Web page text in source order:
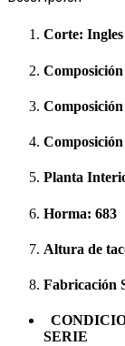
Corte:
Composición
Planta
Horma: 683
Altura de
Fabricación
SERIE